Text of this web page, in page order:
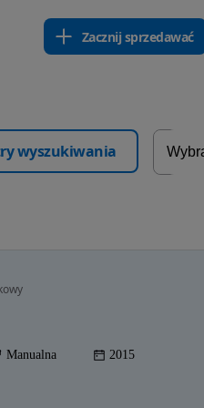
Zacznij sprzedawać
wyszukiwania
Manualna 2015